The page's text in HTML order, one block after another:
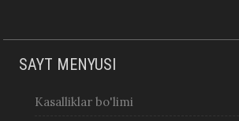
SAYT MENYUSI
Kasalliklar bo'limi